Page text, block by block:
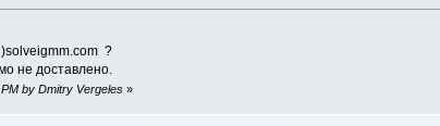
?
не доставлено.
by Dmitry Vergeles»